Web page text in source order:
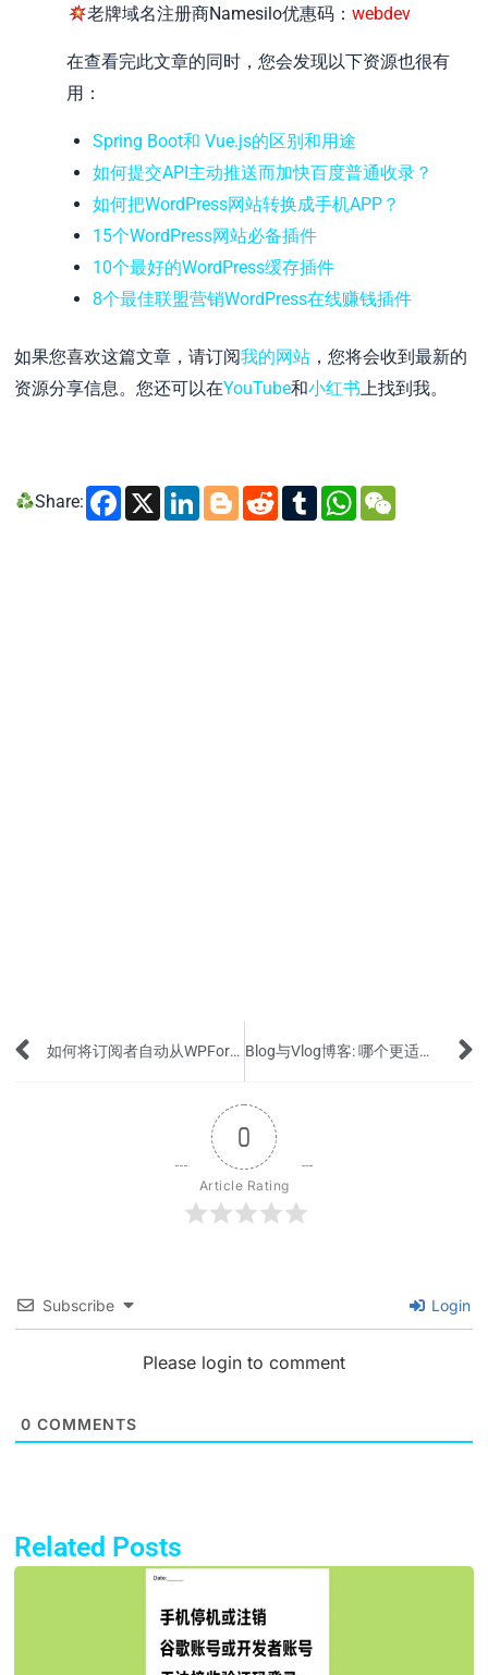
老牌域名注册商Namesilo优惠码： webdev
在查看完此文章的同时，您会发现以下资源也很有
用：
Spring Boot和 Vue.js的区别和用途
如何提交API主动推送而加快百度普通收录？
如何把WordPress网站转换成手机APP？
15个WordPress网站必备插件
10个最好的WordPress缓存插件
8个最佳联盟营销WordPress在线赚钱插件
如果您喜欢这篇文章，请订阅我的网站 ，您将会收到最新的
资源分享信息。您还可以在YouTube和小红书上找到我。
Share: Facebook
X LinkedIn
Blogger
Reddit
Tumblr
Prev 如何将订阅者自动从WPForms添加到MailPoet 列表？ Blog与Vlog博客: 哪个更适合在线赚钱？
0
Article Rating
Subscribe Login
Please login to comment
0 COMMENTS
Related Posts
Page